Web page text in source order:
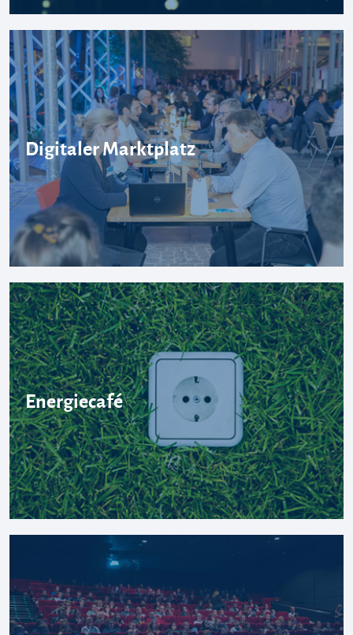
Digitaler Marktplatz
Energiecafé